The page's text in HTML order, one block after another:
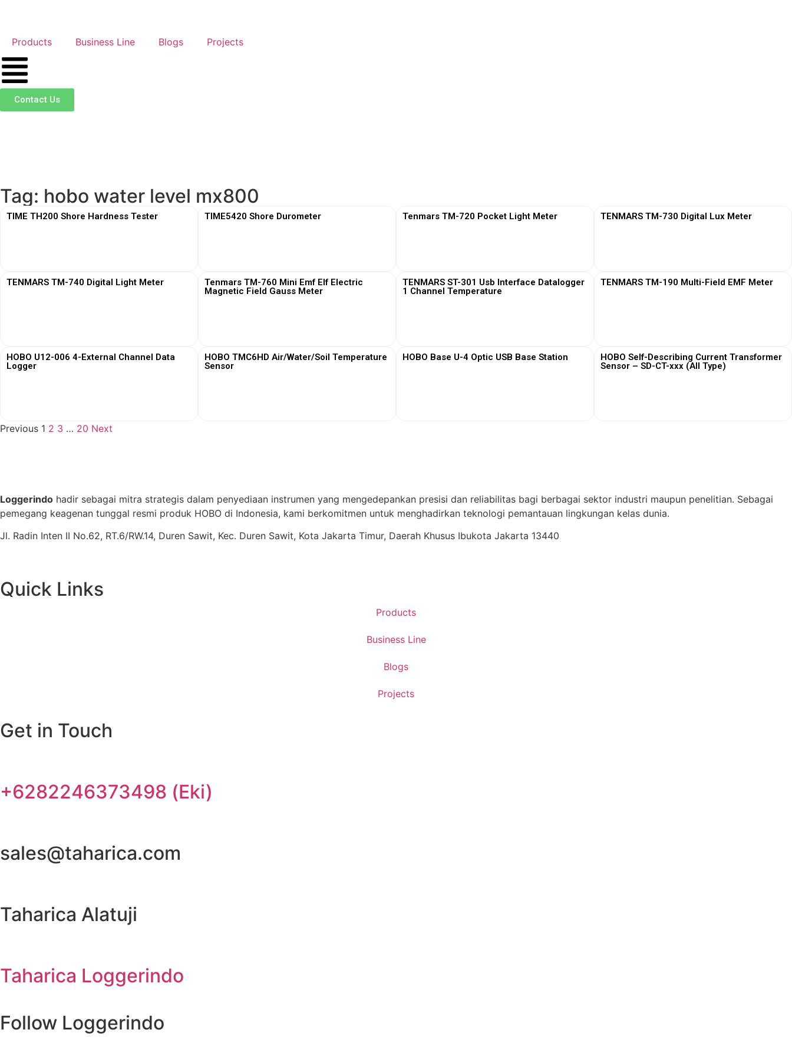
Products Business Line Blogs Projects
Contact Us
Tag: hobo water level mx800
TIME TH200 Shore Hardness Tester TIME5420 Shore Durometer Tenmars TM-720 Pocket Light Meter TENMARS TM-730 Digital Lux Meter
TENMARS TM-740 Digital Light Meter
Tenmars TM-760 Mini Emf Elf Electric
Magnetic Field Gauss Meter
TENMARS ST-301 Usb Interface Datalogger
1 Channel Temperature
TENMARS TM-190 Multi-Field EMF Meter
HOBO U12-006 4-External Channel Data
Logger
HOBO TMC6HD Air/Water/Soil Temperature
Sensor
HOBO Base U-4 Optic USB Base Station
HOBO Self-Describing Current Transformer
Sensor – SD-CT-xxx (All Type)
Previous 1 2 3 … 20 Next
Loggerindo hadir sebagai mitra strategis dalam penyediaan instrumen yang mengedepankan presisi dan reliabilitas bagi berbagai sektor industri maupun penelitian. Sebagai
pemegang keagenan tunggal resmi produk HOBO di Indonesia, kami berkomitmen untuk menghadirkan teknologi pemantauan lingkungan kelas dunia.
Jl. Radin Inten II No.62, RT.6/RW.14, Duren Sawit, Kec. Duren Sawit, Kota Jakarta Timur, Daerah Khusus Ibukota Jakarta 13440
Quick Links
Products
Business Line
Blogs
Projects
Get in Touch
+6282246373498 (Eki)
sales@taharica.com
Taharica Alatuji
Taharica Loggerindo
Follow Loggerindo